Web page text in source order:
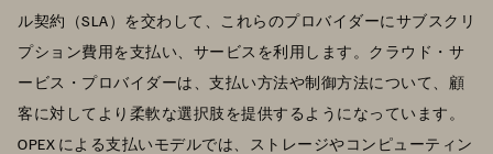
ル契約（SLA）を交わして、これらのプロバイダーにサブスクリ
プション費用を支払い、サービスを利用します。クラウド・サ
ービス・プロバイダーは、支払い方法や制御方法について、顧
客に対してより柔軟な選択肢を提供するようになっています。
OPEX による支払いモデルでは、ストレージやコンピューティン